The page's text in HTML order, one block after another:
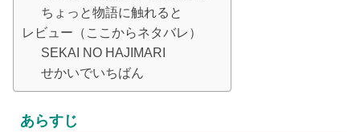
ちょっと物語に触れると
レビュー（ここからネタバレ）
SEKAI NO HAJIMARI
せかいでいちばん
あらすじ